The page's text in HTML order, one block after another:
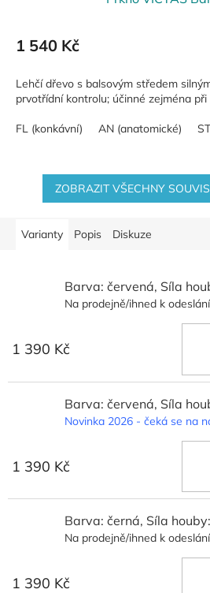
1 540 Kč
Lehčí dřevo s balsovým středem
prvotřídní kontrolu; účinné zejména
FL (konkávní) AN (anatomické)
ZOBRAZIT VŠECHNY
Varianty Popis Diskuze
Barva: červená, Síla
Na prodejně/ihned k odeslání
1 390 Kč
Barva: červená, Síla
Novinka 2026 - čeká se na
1 390 Kč
Barva: černá, Síla
Na prodejně/ihned k odeslání
1 390 Kč